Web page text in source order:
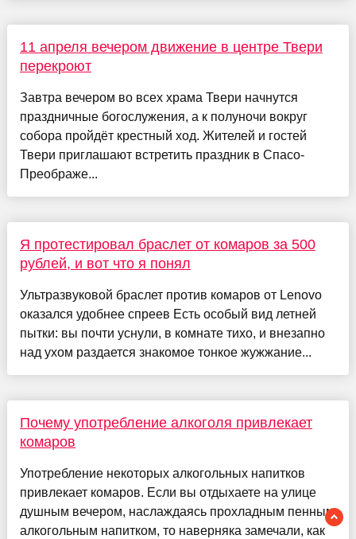
11 апреля вечером движение в центре Твери
перекроют
Завтра вечером во всех храма Твери начнутся
праздничные богослужения, а к полуночи вокруг
собора пройдёт крестный ход. Жителей и гостей
Твери приглашают встретить праздник в Спасо-
Преображе...
Я протестировал браслет от комаров за 500
рублей, и вот что я понял
Ультразвуковой браслет против комаров от Lenovo
оказался удобнее спреев Есть особый вид летней
пытки: вы почти уснули, в комнате тихо, и внезапно
над ухом раздается знакомое тонкое жужжание...
Почему употребление алкоголя привлекает
комаров
Употребление некоторых алкогольных напитков
привлекает комаров. Если вы отдыхаете на улице
душным вечером, наслаждаясь прохладным пенным
алкогольным напитком, то наверняка замечали, как